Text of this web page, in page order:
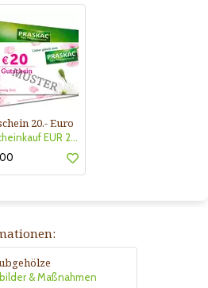
20.- Euro
Gutscheinkauf EUR 20.-
& Maßnahmen